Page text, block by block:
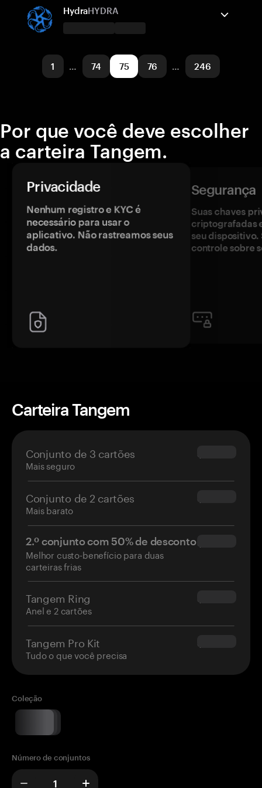
Solana Base
Enviar/Receber Comprar
Solana Base
HydraHYDRA
Enviar/Receber Comprar
1 … 74 75 76 … 246
Por que você deve escolher
a carteira Tangem.
Privacidade
Nenhum registro e KYC é
necessário para usar o
aplicativo. Não rastreamos seus
dados.
Segurança
Suas chaves
criptografadas
seu dispositivo.
controle sobre
Carteira Tangem
Conjunto de 3 cartões
Mais seguro
$69.90
Conjunto de 2 cartões
Mais barato
$54.90
2.º conjunto com 50% de desconto
Melhor custo-benefício para duas
carteiras frias
$34.95
Tangem Ring
Anel e 2 cartões
$160.00
Tangem Pro Kit
Tudo o que você precisa
$180.00
Coleção
Número de conjuntos